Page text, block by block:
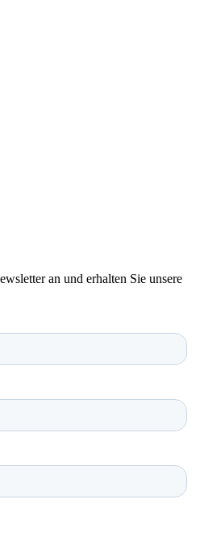
an und erhalten Sie unsere